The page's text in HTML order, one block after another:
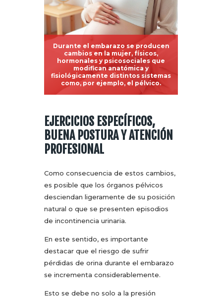
Durante el embarazo se producen
cambios en la mujer, físicos,
hormonales y psicosociales que
modifican anatómica y
fisiológicamente distintos sistemas
como, por ejemplo, el pélvico.
EJERCICIOS ESPECÍFICOS,
BUENA POSTURA Y ATENCIÓN
PROFESIONAL
Como consecuencia de estos cambios,
es posible que los órganos pélvicos
desciendan ligeramente de su posición
natural o que se presenten episodios
de incontinencia urinaria.
En este sentido, es importante
destacar que el riesgo de sufrir
pérdidas de orina durante el embarazo
se incrementa considerablemente.
Esto se debe no solo a la presión